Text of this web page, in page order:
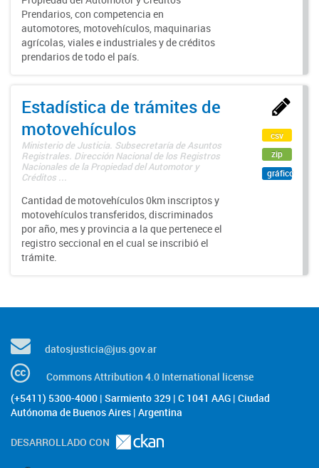
Prendarios, con competencia en
automotores, motovehículos, maquinarias
agrícolas, viales e industriales y de créditos
prendarios de todo el país.
Estadística de trámites de
motovehículos
Ministerio de Justicia. Subsecretaría de Asuntos
Registrales. Dirección Nacional de los Registros
Nacionales de la Propiedad del Automotor y
Créditos ...
Cantidad de motovehículos 0km inscriptos y
motovehículos transferidos, discriminados
por año, mes y provincia a la que pertenece el
registro seccional en el cual se inscribió el
trámite.
csv
zip
gráfico
datosjusticia@jus.gov.ar
Commons Attribution 4.0 International license
(+5411) 5300-4000 | Sarmiento 329 | C 1041 AAG | Ciudad
Autónoma de Buenos Aires | Argentina
DESARROLLADO CON